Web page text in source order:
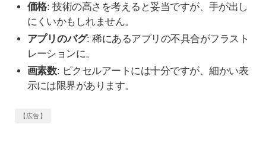
価格: 技術の高さを考えると妥当ですが、手が出し
にくいかもしれません。
アプリのバグ: 稀にあるアプリの不具合がフラスト
レーションに。
画素数: ピクセルアートには十分ですが、細かい表
示には限界があります。
【広告】